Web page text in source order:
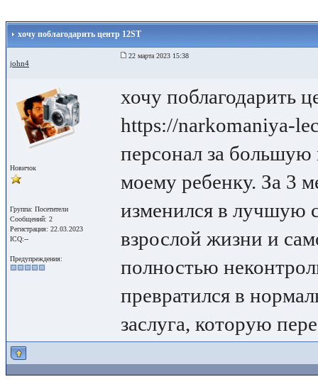
хочу поблагодарить центр 12ST
john4
22 марта 2023 15:38
Новичок
Группа: Посетители
Сообщений: 2
Регистрация: 22.03.2023
ICQ:--
Предупреждения:
хочу поблагодарить
https://narkomaniya-
персонал за
моему ребенку. За 3
изменился в лучшую
взрослой жизни и
полностью
превратился в
заслуга, которую